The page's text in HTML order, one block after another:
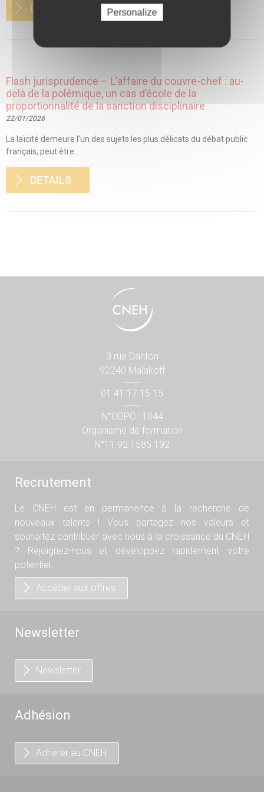
DETAILS
Flash jurisprudence – L’affaire du couvre-chef : au-
delà de la polémique, un cas d’école de la
proportionnalité de la sanction disciplinaire
22/01/2026
La laïcité demeure l’un des sujets les plus délicats du débat public
français, peut être...
DETAILS
3 rue Danton
92240 Malakoff
01 41 17 15 15
N°ODPC : 1044
Organisme de formation
N°11 92 1585 192
Recrutement
Le CNEH est en permanence à la recherche de
nouveaux talents ! Vous partagez nos valeurs et
souhaitez contribuer avec nous à la croissance du CNEH
? Rejoignez-nous et développez rapidement votre
potentiel.
Accéder aux offres
Newsletter
Newsletter
Adhésion
Adhérer au CNEH
Personalize